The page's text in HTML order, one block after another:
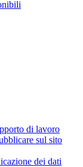
di lavoro
sul sito
dei dati